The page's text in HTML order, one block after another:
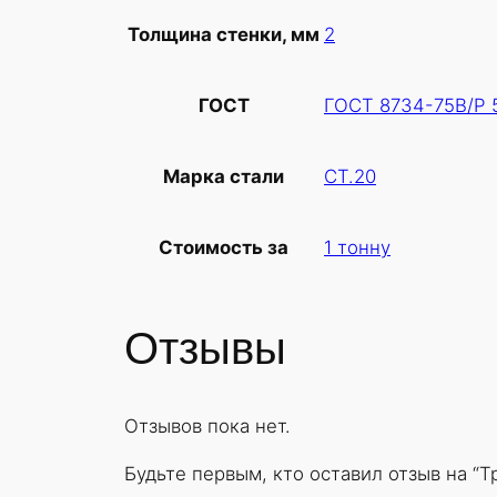
Толщина стенки, мм 2
ГОСТ ГОСТ 8734-75В/Р
Марка стали СТ.20
Стоимость за 1 тонну
Отзывы
Отзывов пока нет.
Будьте первым, кто оставил отзыв на